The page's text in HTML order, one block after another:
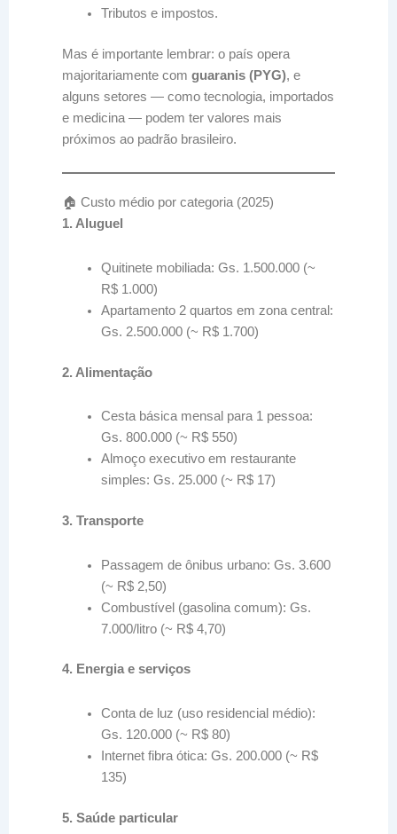
Tributos e impostos.
Mas é importante lembrar: o país opera
majoritariamente com guaranis (PYG), e
alguns setores — como tecnologia, importados
e medicina — podem ter valores mais
próximos ao padrão brasileiro.
🏠 Custo médio por categoria (2025)
1. Aluguel
Quitinete mobiliada: Gs. 1.500.000 (~
R$ 1.000)
Apartamento 2 quartos em zona central:
Gs. 2.500.000 (~ R$ 1.700)
2. Alimentação
Cesta básica mensal para 1 pessoa:
Gs. 800.000 (~ R$ 550)
Almoço executivo em restaurante
simples: Gs. 25.000 (~ R$ 17)
3. Transporte
Passagem de ônibus urbano: Gs. 3.600
(~ R$ 2,50)
Combustível (gasolina comum): Gs.
7.000/litro (~ R$ 4,70)
4. Energia e serviços
Conta de luz (uso residencial médio):
Gs. 120.000 (~ R$ 80)
Internet fibra ótica: Gs. 200.000 (~ R$
135)
5. Saúde particular